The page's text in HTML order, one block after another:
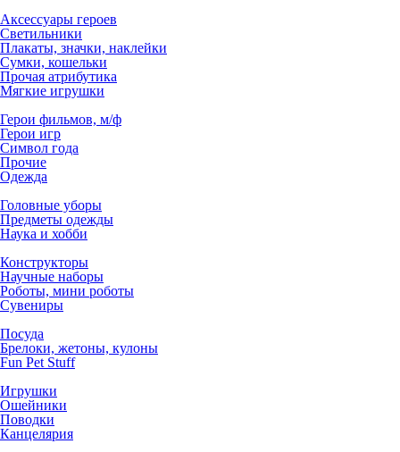
Аксессуары героев
Светильники
Плакаты, значки, наклейки
Сумки, кошельки
Прочая атрибутика
Мягкие игрушки
Герои фильмов, м/ф
Герои игр
Символ года
Прочие
Одежда
Головные уборы
Предметы одежды
Наука и хобби
Конструкторы
Научные наборы
Роботы, мини роботы
Сувениры
Посуда
Брелоки, жетоны, кулоны
Fun Pet Stuff
Игрушки
Ошейники
Поводки
Канцелярия